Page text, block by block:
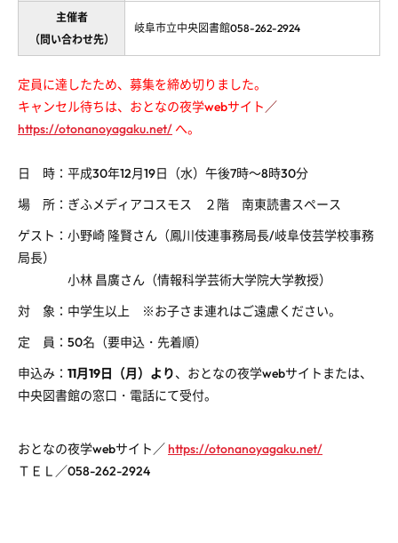
主催者
（問い合わせ先）
岐阜市立中央図書館058-262-2924
定員に達したため、募集を締め切りました。
キャンセル待ちは、おとなの夜学webサイト ／
https://otonanoyagaku.net/ へ。
日 時：平成30年12月19日（水）午後7時～8時30分
場 所：ぎふメディアコスモス ２階 南東読書スペース
ゲスト：小野崎 隆賢さん（鳳川伎連事務局長/岐阜伎芸学校事務
局長）
小林 昌廣さん（情報科学芸術大学院大学教授）
対 象：中学生以上 ※お子さま連れはご遠慮ください。
定 員：50名（要申込・先着順）
申込み： 11月19日（月）より、おとなの夜学webサイトまたは、
中央図書館の窓口・電話にて受付。
おとなの夜学webサイト／https://otonanoyagaku.net/
ＴＥＬ／058-262-2924